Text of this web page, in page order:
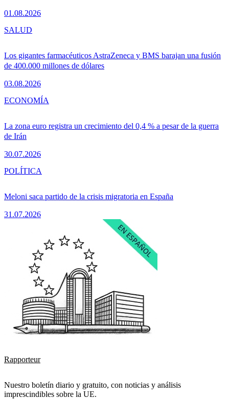
01.08.2026
Los gigantes farmacéuticos AstraZeneca y BMS barajan una fusión
de 400.000 millones de dólares
03.08.2026
SALUD
La zona euro registra un crecimiento del 0,4 % a pesar de la guerra
de Irán
30.07.2026
ECONOMÍA
Meloni saca partido de la crisis migratoria en España
31.07.2026
POLÍTICA
Rapporteur
Nuestro boletín diario y gratuito, con noticias y análisis
imprescindibles sobre la UE.